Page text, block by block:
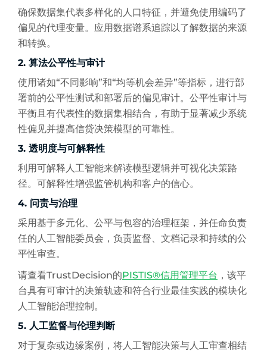
确保数据集代表多样化的人口特征，并避免使用编码了
偏见的代理变量。应用数据谱系追踪以了解数据的来源
和转换。
2. 算法公平性与审计
使用诸如“不同影响”和“均等机会差异”等指标，进行部
署前的公平性测试和部署后的偏见审计。公平性审计与
平衡且有代表性的数据集相结合，有助于显著减少系统
性偏见并提高信贷决策模型的可靠性。
3. 透明度与可解释性
利用可解释人工智能来解读模型逻辑并可视化决策路
径。可解释性增强监管机构和客户的信心。
4. 问责与治理
采用基于多元化、公平与包容的治理框架，并任命负责
任的人工智能委员会，负责监督、文档记录和持续的公
平性审查。
请查看TrustDecision的PISTIS®信用管理平台 ，该平
台具有可审计的决策轨迹和符合行业最佳实践的模块化
人工智能治理控制。
5. 人工监督与伦理判断
对于复杂或边缘案例，将人工智能决策与人工审查相结